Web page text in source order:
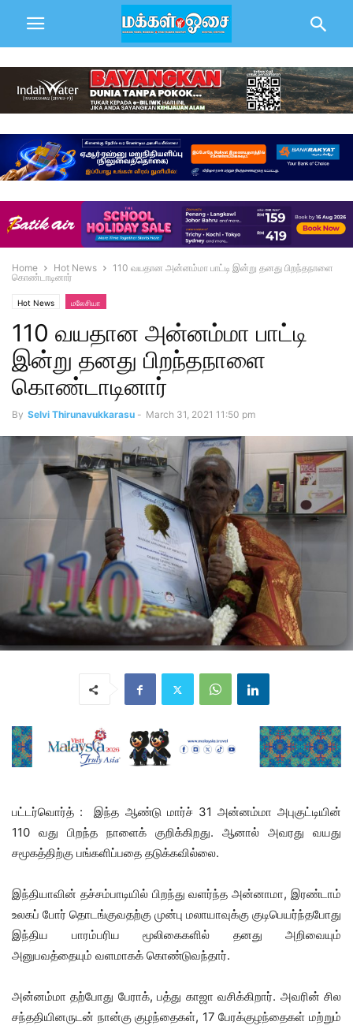
Home Hot News
110 வயதான அன்னம்மா பாட்டி இன்று தனது பிறந்தநாளை
கொண்டாடினார்
Hot News மலேசியா
110 வயதான அன்னம்மா பாட்டி
இன்று தனது பிறந்தநாளை
கொண்டாடினார்
By Selvi Thirunavukkarasu - March 31, 2021 11:50 pm
பட்டர்வொர்த் : இந்த ஆண்டு மார்ச் 31 அன்னம்மா அபுகுட்டியின்
110 வது பிறந்த நாளைக் குறிக்கிறது. ஆனால் அவரது வயது
சமூகத்திற்கு பங்களிப்பதை தடுக்கவில்லை.
இந்தியாவின் தச்சம்பாடியில் பிறந்து வளர்ந்த அன்னாமா, இரண்டாம்
உலகப் போர் தொடங்குவதற்கு முன்பு மலாயாவுக்கு குடிபெயர்ந்தபோது
இந்திய பாரம்பரிய மூலிகைகளில் தனது அறிவையும்
அனுபவத்தையும் வளமாகக் கொண்டுவந்தார்.
அன்னம்மா தற்போது பேராக், பத்து காஜா வசிக்கிறார். அவரின் சில
சந்ததியினருடன் நான்கு குழந்தைகள், 17 பேரக்குழந்தைகள் மற்றும்